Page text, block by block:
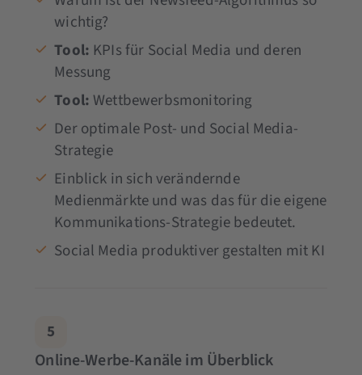
wichtig?
Tool: KPIs für Social Media und deren
Messung
Tool:Wettbewerbsmonitoring
Der optimale Post- und Social Media-
Strategie
Einblick in sich verändernde
Medienmärkte und was das für die eigene
Kommunikations-Strategie bedeutet.
Social Media produktiver gestalten mit KI
5
Online-Werbe-Kanäle im Überblick